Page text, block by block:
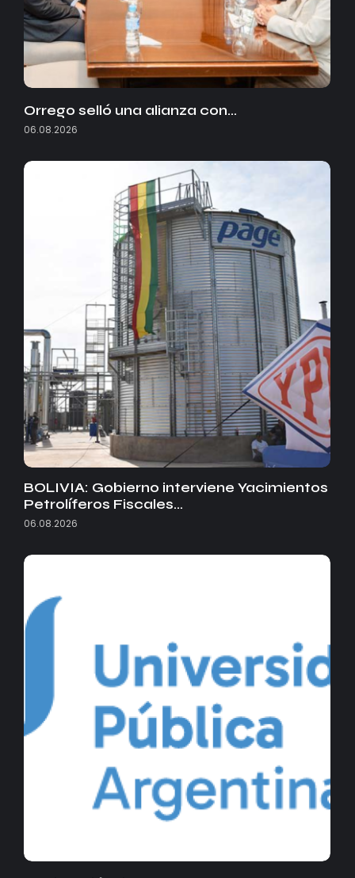
Orrego selló una alianza con…
06.08.2026
BOLIVIA: Gobierno interviene Yacimientos
Petrolíferos Fiscales…
06.08.2026